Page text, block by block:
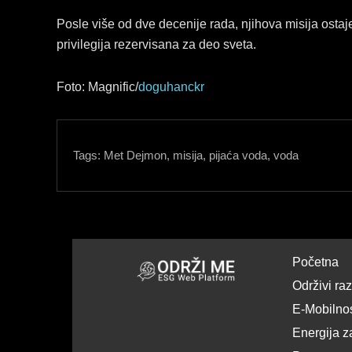
Posle više od dve decenije rada, njihova misija
privilegija rezervisana za deo sveta.
Foto: Magnific/doguhanckr
Tags: Met Dejmon, misija, pijaća voda, voda
Početna
Održivi
E-
Energija